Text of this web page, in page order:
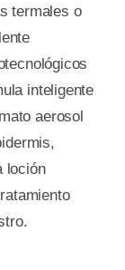
termales o
inteligente
aerosol
loción